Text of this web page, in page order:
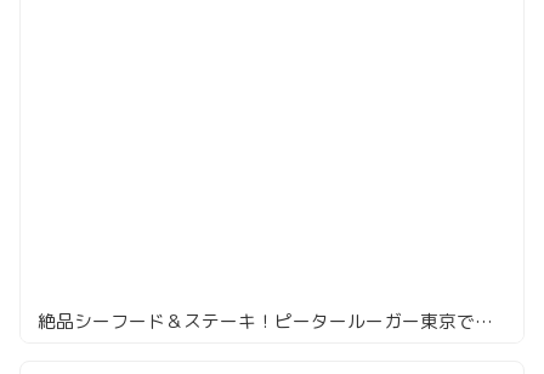
絶品シーフード＆ステーキ！ピータールーガー東京で一年ぶりの贅沢体験